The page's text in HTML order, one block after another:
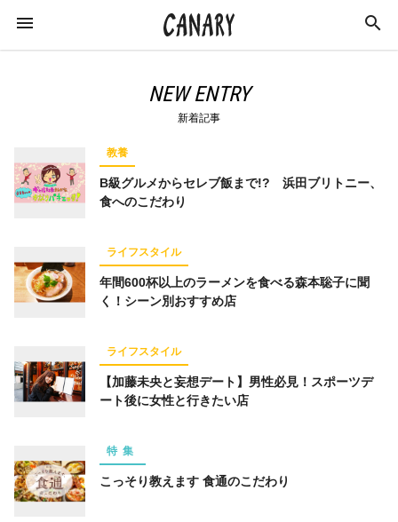
キーワード
スキルアップ ビジネス
インタビュー 美容 ダイエット
エンターテインメント
イベントレポート イベント 恋愛
ライフハック
コミュニティ オンラインサロン
NEW ENTRY
新着記事
教養
B級グルメからセレブ飯まで!? 浜田ブリトニー、
食へのこだわり
ライフスタイル
年間600杯以上のラーメンを食べる森本聡子に聞
く！シーン別おすすめ店
ライフスタイル
【加藤未央と妄想デート】男性必見！スポーツデ
ート後に女性と行きたい店
特集
こっそり教えます 食通のこだわり